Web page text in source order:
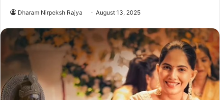
Dharam Nirpeksh Rajya August 13, 2025